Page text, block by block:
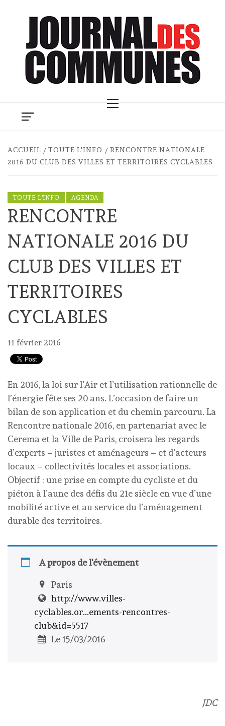
Menu
ACCUEIL TOUTE L'INFO
RENCONTRE NATIONALE
2016 DU CLUB DES VILLES ET TERRITOIRES CYCLABLES
TOUTE L'INFO AGENDA
RENCONTRE
NATIONALE 2016 DU
CLUB DES VILLES ET
TERRITOIRES
CYCLABLES
11 février 2016
En 2016, la loi sur l’Air et l’utilisation rationnelle de
l’énergie fête ses 20 ans. L’occasion de faire un
bilan de son application et du chemin parcouru. La
Rencontre nationale 2016, en partenariat avec le
Cerema et la Ville de Paris, croisera les regards
d’experts – juristes et aménageurs – et d’acteurs
locaux – collectivités locales et associations.
Objectif : une prise en compte du cycliste et du
piéton à l’aune des défis du 21e siècle en vue d’une
mobilité active et au service du l’aménagement
durable des territoires.
A propos de l'évènement
Paris
http://www.villes-
cyclables.or...ements-rencontres-
club&id=5517
Le 15/03/2016
JDC